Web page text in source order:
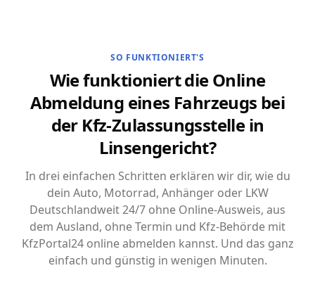
SO FUNKTIONIERT'S
Wie funktioniert die Online
Abmeldung eines Fahrzeugs bei
der Kfz-Zulassungsstelle in
Linsengericht?
In drei einfachen Schritten erklären wir dir, wie du
dein Auto, Motorrad, Anhänger oder LKW
Deutschlandweit 24/7 ohne Online-Ausweis, aus
dem Ausland, ohne Termin und Kfz-Behörde mit
KfzPortal24 online abmelden kannst. Und das ganz
einfach und günstig in wenigen Minuten.